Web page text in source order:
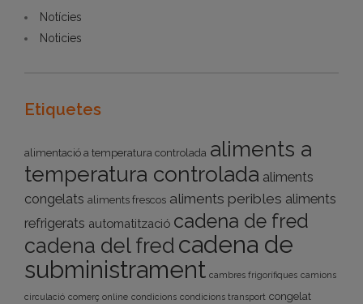
Notícies
Noticies
Etiquetes
alimentació a temperatura controlada aliments a
temperatura controlada aliments
congelats aliments frescos aliments peribles aliments
refrigerats automatització cadena de fred
cadena del fred cadena de
subministrament cambres frigorífiques camions
circulació comerç online condicions condicions transport congelat